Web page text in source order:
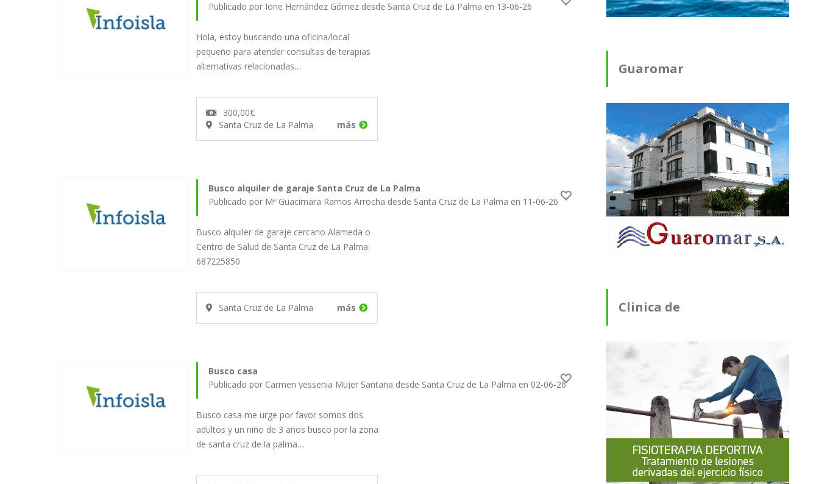
Publicado por Ione Hernández Gómez desde Santa Cruz de La Palma en 13-06-26
Hola, estoy buscando una oficina/local
pequeño para atender consultas de terapias
alternativas relacionadas…
300,00€
Santa Cruz de La Palma
más
Busco alquiler de garaje Santa Cruz de La Palma
Publicado por Mª Guacimara Ramos Arrocha desde Santa Cruz de La Palma en 11-06-26
Busco alquiler de garaje cercano Alameda o
Centro de Salud de Santa Cruz de La Palma.
687225850
Santa Cruz de La Palma más
Busco casa
Publicado por Carmen yessenia Mujer Santana desde Santa Cruz de La Palma en 02-06-26
Busco casa me urge por favor somos dos
adultos y un niño de 3 años busco por la zona
de santa cruz de la palma…
Guaromar
Clinica de
Fisioterapia